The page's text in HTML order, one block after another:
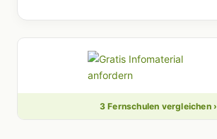
3 Fernschulen vergleichen ›